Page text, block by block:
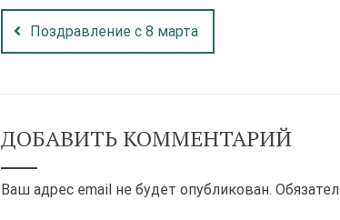
Поздравление с 8 марта
ДОБАВИТЬ КОММЕНТАРИЙ
Ваш адрес email не будет опубликован.